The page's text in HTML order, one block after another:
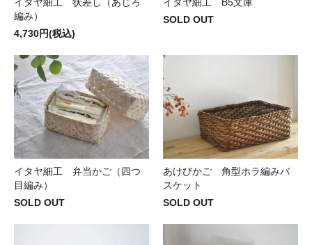
編み）
4,730円(税込)
SOLD OUT
イタヤ細工 弁当かご（四つ
目編み）
SOLD OUT
あけびかご 角型ホラ編みバ
スケット
SOLD OUT